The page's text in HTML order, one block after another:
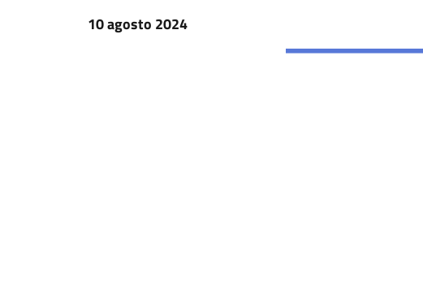
10 agosto 2024